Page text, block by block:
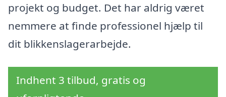
projekt og budget. Det har aldrig været
nemmere at finde professionel hjælp til
dit blikkenslagerarbejde.
Indhent 3 tilbud, gratis og